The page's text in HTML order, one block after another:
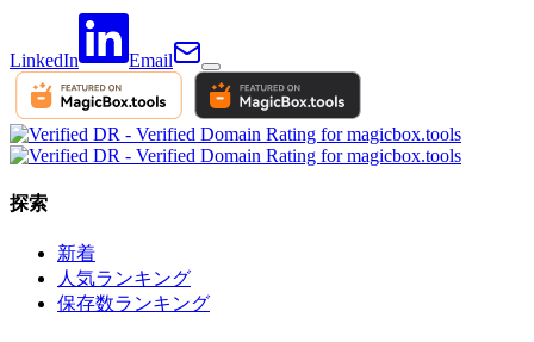
LinkedIn Email
探索
新着
人気ランキング
保存数ランキング